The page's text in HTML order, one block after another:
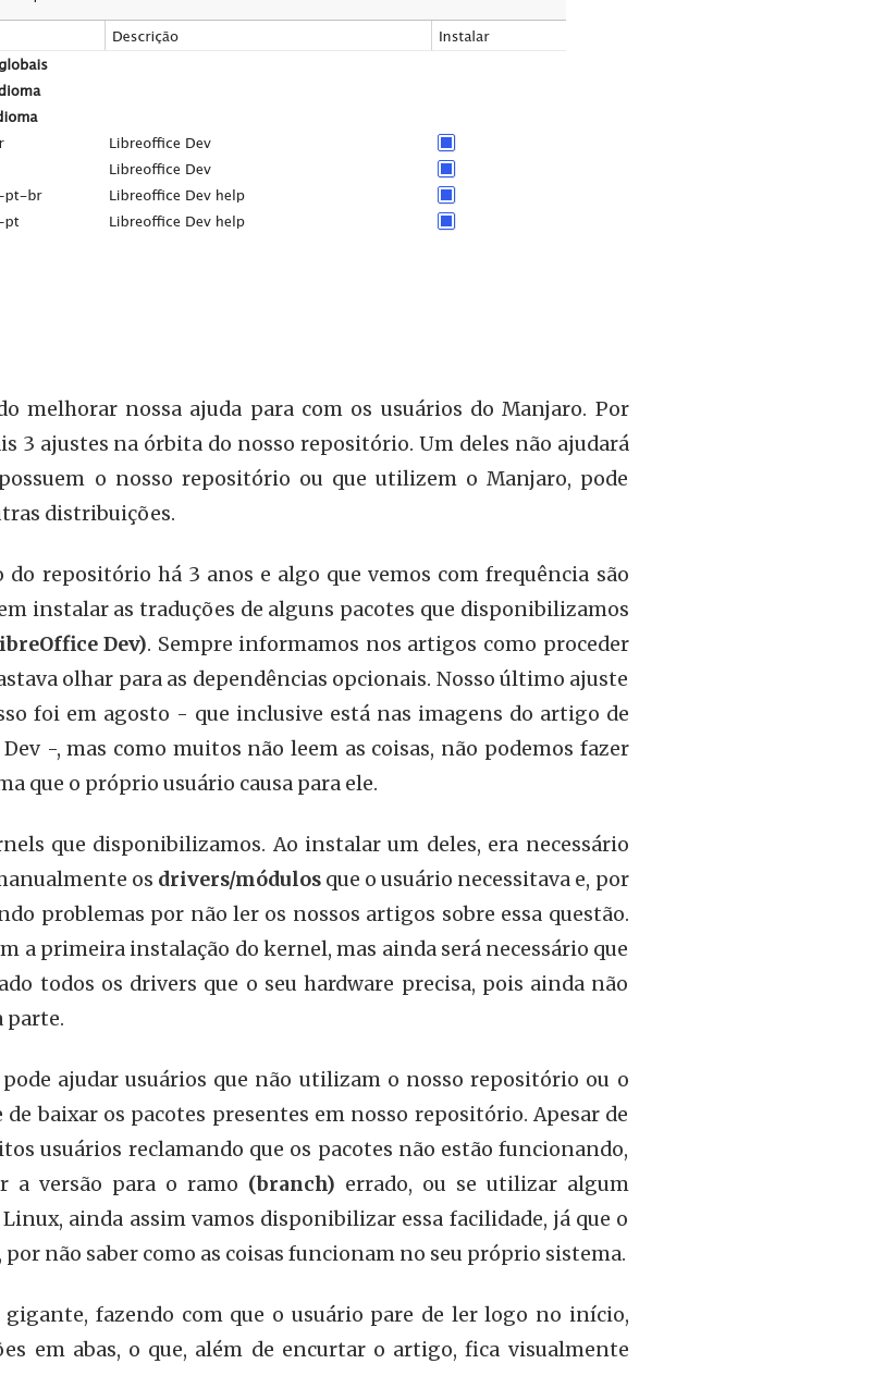
melhorar nossa ajuda para com os usuários do Manjaro. Por
3 ajustes na órbita do nosso repositório. Um deles não ajudará
o nosso repositório ou que utilizem o Manjaro, pode
distribuições.
do repositório há 3 anos e algo que vemos com frequência são
instalar as traduções de alguns pacotes que disponibilizamos
Dev). Sempre informamos nos artigos como proceder
olhar para as dependências opcionais. Nosso último ajuste
foi em agosto - que inclusive está nas imagens do artigo de
-, mas como muitos não leem as coisas, não podemos fazer
que o próprio usuário causa para ele.
que disponibilizamos. Ao instalar um deles, era necessário
os drivers/módulos que o usuário necessitava e, por
problemas por não ler os nossos artigos sobre essa questão.
a primeira instalação do kernel, mas ainda será necessário que
todos os drivers que o seu hardware precisa, pois ainda não
parte.
ajudar usuários que não utilizam o nosso repositório ou o
baixar os pacotes presentes em nosso repositório. Apesar de
usuários reclamando que os pacotes não estão funcionando,
a versão para o ramo (branch) errado, ou se utilizar algum
ainda assim vamos disponibilizar essa facilidade, já que o
não saber como as coisas funcionam no seu próprio sistema.
fazendo com que o usuário pare de ler logo no início,
em abas, o que, além de encurtar o artigo, fica visualmente